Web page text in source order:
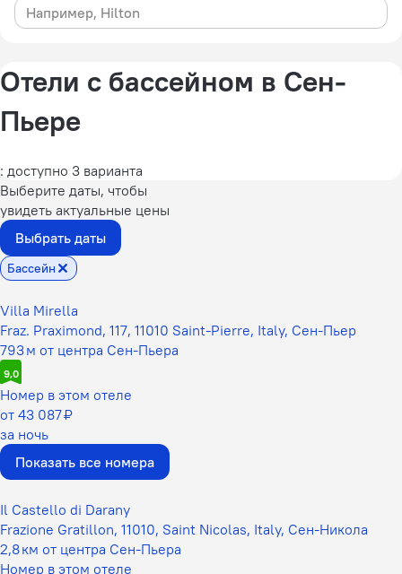
Отели с бассейном в Сен-
Пьере
: доступно 3 варианта
Выберите даты, чтобы
увидеть актуальные цены
Выбрать даты
Бассейн
Villa Mirella
Fraz. Praximond, 117, 11010 Saint-Pierre, Italy, Сен-Пьер
793 м от центра Сен-Пьера
9,0
Номер в этом отеле
от 43 087 ₽
за ночь
Показать все номера
Il Castello di Darany
Frazione Gratillon, 11010, Saint Nicolas, Italy, Сен-Никола
2,8 км от центра Сен-Пьера
Номер в этом отеле